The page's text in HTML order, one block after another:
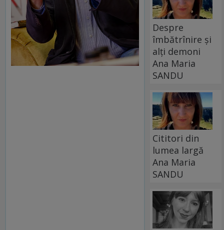
Despre
îmbătrînire și
alți demoni
Ana Maria
SANDU
Cititori din
lumea largă
Ana Maria
SANDU